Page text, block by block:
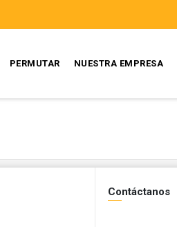
PERMUTAR NUESTRA EMPRESA
Contáctanos